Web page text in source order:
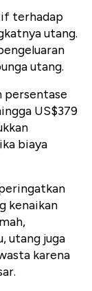
terhadap
utang.
utang.
persentase
US$379
biaya
kenaikan
utang juga
karena